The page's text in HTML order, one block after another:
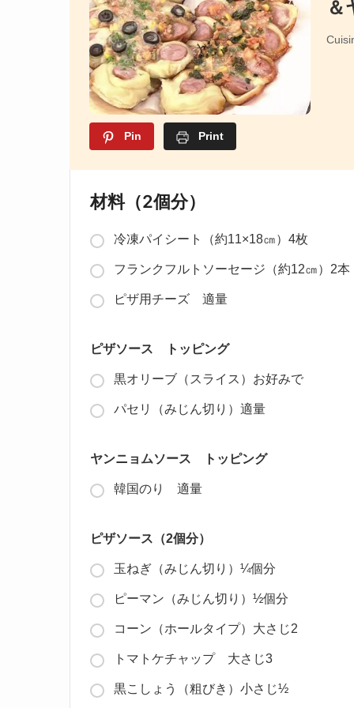
Pin Print
＆
材料（2個分）
冷凍パイシート（約11×18㎝）4枚
フランクフルトソーセージ（約12㎝）2本
ピザ用チーズ 適量
ピザソース トッピング
黒オリーブ（スライス）お好みで
パセリ（みじん切り）適量
ヤンニョムソース トッピング
韓国のり 適量
ピザソース（2個分）
玉ねぎ（みじん切り）¼個分
ピーマン（みじん切り）½個分
コーン（ホールタイプ）大さじ2
トマトケチャップ 大さじ3
黒こしょう（粗びき）小さじ½